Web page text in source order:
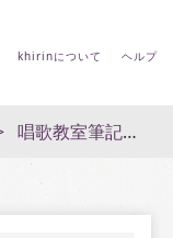
khirinについて ヘルプ
唱歌教室筆記簿